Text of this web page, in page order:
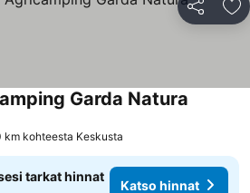
Jaa
Garda Natura
km kohteesta Keskusta
tarkat hinnat
Katso hinnat